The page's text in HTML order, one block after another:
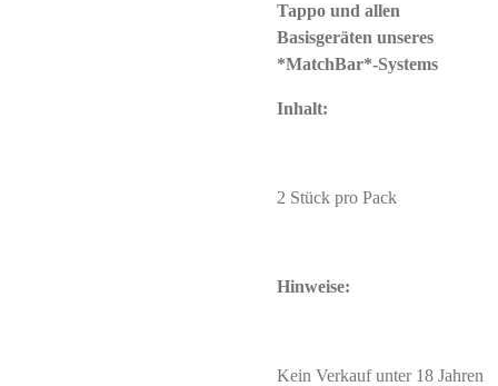
Tappo und allen
Basisgeräten unseres
*MatchBar*-Systems
Inhalt:
2 Stück pro Pack
Hinweise:
Kein Verkauf unter 18 Jahren